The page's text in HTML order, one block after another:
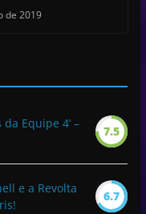
de 2019
Equipe 4’ –
7.5
e a Revolta
6.7